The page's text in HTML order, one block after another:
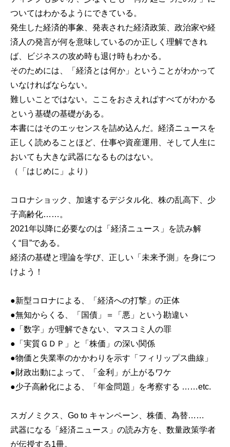
ついてはわかるようにできている。
発生した経済的事象、発表された経済政策、政治家や経
済人の発言が何を意味しているのか正しく理解できれ
ば、ビジネスの攻め時も退け時もわかる。
そのためには、「経済とは何か」ということがわかって
いなければならない。
難しいことではない。ここをおさえればすべてがわかる
という基礎の基礎がある。
本書にはそのエッセンスを詰め込んだ。経済ニュースを
正しく読めることほど、仕事や資産運用、そして人生に
おいても大きな武器になるものはない。
（「はじめに」より）
コロナショック、加速するデジタル化、株の乱高下、少
子高齢化……。
2021年以降に必要なのは「経済ニュース」を読み解
く“目”である。
経済の基礎と理論を学び、正しい「未来予測」を身につ
けよう！
●新型コロナによる、「経済への打撃」の正体
●無知からくる、「国債」＝「悪」という勘違い
●「数字」が理解できない、マスコミ人の罪
●「実質ＧＤＰ」と「株価」の深い関係
●物価と失業率のかかわりを示す「フィリップス曲線」
●財政出動によって、「金利」が上がるワケ
●少子高齢化による、「年金問題」を考察する ……etc.
スガノミクス、Go to キャンペーン、株価、為替……
武器になる「経済ニュース」の読み方を、数量政策学者
が伝授する1冊。